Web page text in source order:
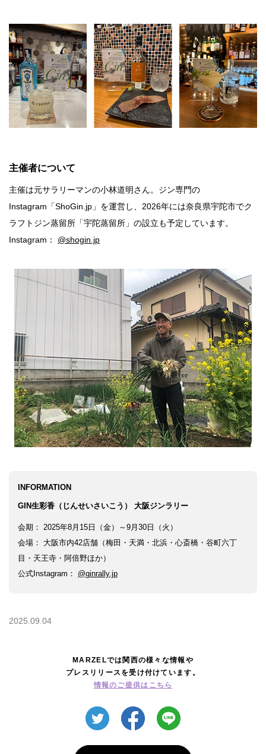
2025.09.04
主催者について
主催は元サラリーマンの小林道明さん。ジン専門の
Instagram「ShoGin.jp」を運営し、2026年には奈良県宇陀市でク
ラフトジン蒸留所「宇陀蒸留所」の設立も予定しています。
Instagram： @shogin.jp
INFORMATION
GIN生彩香（じんせいさいこう） 大阪ジンラリー
会期： 2025年8月15日（金）～9月30日（火）
会場： 大阪市内42店舗（梅田・天満・北浜・心斎橋・谷町六丁
目・天王寺・阿倍野ほか）
公式Instagram： @ginrally.jp
MARZELでは関西の様々な情報や
プレスリリースを受け付けています。
情報のご提供はこちら